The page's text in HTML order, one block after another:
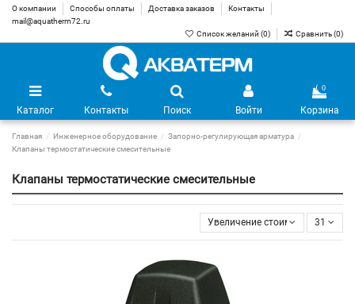
О компании Способы оплаты Доставка заказов
Контакты
mail@aquatherm72.ru
Список желаний (0) Сравнить (0)
Каталог Контакты Поиск Войти
0
Корзина
Главная Инженерное оборудование
Запорно-регулирующая арматура
Клапаны термостатические смесительные
Клапаны термостатические смесительные
Увеличение стоимости 31